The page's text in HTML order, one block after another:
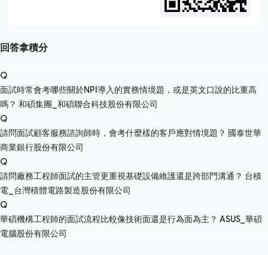
回答拿積分
Q
面試時常會考哪些關於NPI導入的實務情境題，或是英文口說的比重高
嗎？ 和碩集團_和碩聯合科技股份有限公司
Q
請問面試顧客服務諮詢師時，會考什麼樣的客戶應對情境題？ 國泰世華
商業銀行股份有限公司
Q
請問廠務工程師面試的主管更重視基礎設備維護還是跨部門溝通？ 台積
電_台灣積體電路製造股份有限公司
Q
華碩機構工程師的面試流程比較像技術面還是行為面為主？ ASUS_華碩
電腦股份有限公司